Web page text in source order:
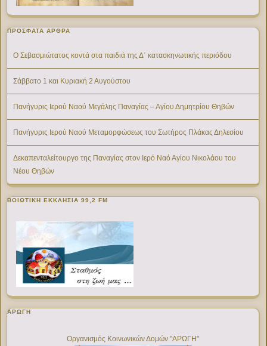
ΠΡΌΣΦΑΤΑ ΆΡΘΡΑ
Ο Σεβασμιώτατος κοντά στα παιδιά της Δ΄ κατασκηνωτικής περιόδου
Σάββατο 1 και Κυριακή 2 Αυγούστου
Πανήγυρις Ιερού Ναού Μεγάλης Παναγίας – Αγίου Δημητρίου Θηβών
Πανήγυρις Ιερού Ναού Μεταμορφώσεως του Σωτήρος Πλάκας Δηλεσίου
Δεκαπενταλείτουργο της Παναγίας στον Ιερό Ναό Αγίου Νικολάου του
Νέου Θηβών
ΒΟΙΩΤΙΚΉ ΕΚΚΛΗΣΊΑ 99,2 FM
ΑΡΩΓΗ
Οργανισμός Κοινωνικών Δομών "ΑΡΩΓΗ"